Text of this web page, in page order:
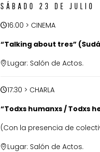
SÁBADO 23 DE JULIO
16:00 > CINEMA
“Talking about tres”
Lugar: Salón de Actos.
17:30 > CHARLA
“Todxs humanxs / Todxs
(Con la presencia de
Lugar: Salón de Actos.